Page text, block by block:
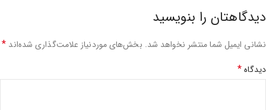
دیدگاهتان را بنویسید
نشانی ایمیل شما منتشر نخواهد شد. بخش‌های موردنیاز علامت‌گذاری شده‌اند *
دیدگاه*